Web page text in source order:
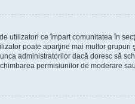
utilizatori ce împart comunitatea în
poate aparţine mai multor grupuri
administratorilor dacă doresc să
permisiunilor de moderare